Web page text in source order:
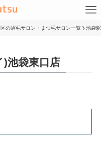
区の眉毛サロン・まつ毛サロン一覧 池袋
池袋東口店